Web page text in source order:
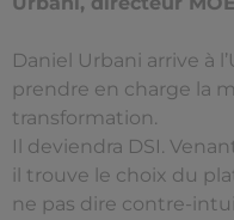
Daniel Urbani arrive à
prendre en charge la
transformation.
Il deviendra DSI.
il trouve le choix du
ne pas dire contre-